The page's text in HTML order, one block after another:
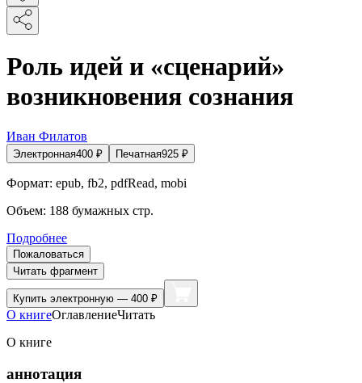
Роль идей и «сценарий»
возникновения сознания
Иван Филатов
Электронная400 ₽ Печатная925 ₽
Формат: epub, fb2, pdfRead, mobi
Объем: 188 бумажных стр.
Подробнее
Пожаловаться
Читать фрагмент
Купить электронную — 400 ₽
О книгеОглавлениеЧитать
О книге
аннотация